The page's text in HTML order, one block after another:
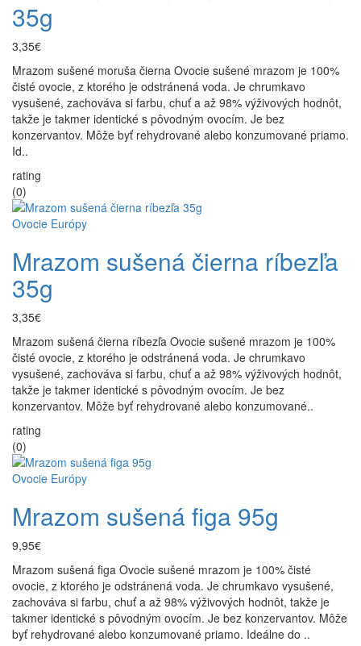
35g
3,35€
Mrazom sušené moruša čierna Ovocie sušené mrazom je 100%
čisté ovocie, z ktorého je odstránená voda. Je chrumkavo
vysušené, zachováva si farbu, chuť a až 98% výživových hodnôt,
takže je takmer identické s pôvodným ovocím. Je bez
konzervantov. Môže byť rehydrované alebo konzumované priamo.
Id..
rating
(0)
Ovocie Európy
Mrazom sušená čierna ríbezľa
35g
3,35€
Mrazom sušená čierna ríbezľa Ovocie sušené mrazom je 100%
čisté ovocie, z ktorého je odstránená voda. Je chrumkavo
vysušené, zachováva si farbu, chuť a až 98% výživových hodnôt,
takže je takmer identické s pôvodným ovocím. Je bez
konzervantov. Môže byť rehydrované alebo konzumované..
rating
(0)
Ovocie Európy
Mrazom sušená figa 95g
9,95€
Mrazom sušená figa Ovocie sušené mrazom je 100% čisté
ovocie, z ktorého je odstránená voda. Je chrumkavo vysušené,
zachováva si farbu, chuť a až 98% výživových hodnôt, takže je
takmer identické s pôvodným ovocím. Je bez konzervantov. Môže
byť rehydrované alebo konzumované priamo. Ideálne do ..